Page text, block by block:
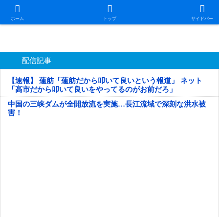
ホーム トップ サイドバー
日本第一！ニュース録
配信記事
【速報】 蓮舫「蓮舫だから叩いて良いという報道」 ネット
「高市だから叩いて良いをやってるのがお前だろ」
中国の三峡ダムが全開放流を実施…長江流域で深刻な洪水被
害！